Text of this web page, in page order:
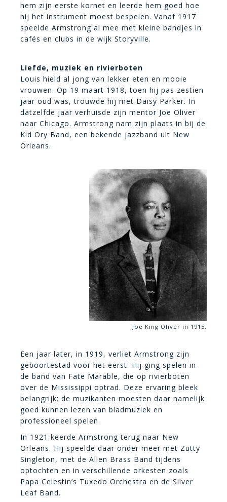
hem zijn eerste kornet en leerde hem goed hoe
hij het instrument moest bespelen. Vanaf 1917
speelde Armstrong al mee met kleine bandjes in
cafés en clubs in de wijk Storyville.
Liefde, muziek en rivierboten
Louis hield al jong van lekker eten en mooie
vrouwen. Op 19 maart 1918, toen hij pas zestien
jaar oud was, trouwde hij met Daisy Parker. In
datzelfde jaar verhuisde zijn mentor Joe Oliver
naar Chicago. Armstrong nam zijn plaats in bij de
Kid Ory Band, een bekende jazzband uit New
Orleans.
Joe King Oliver in 1915.
Een jaar later, in 1919, verliet Armstrong zijn
geboortestad voor het eerst. Hij ging spelen in
de band van Fate Marable, die op rivierboten
over de Mississippi optrad. Deze ervaring bleek
belangrijk: de muzikanten moesten daar namelijk
goed kunnen lezen van bladmuziek en
professioneel spelen.
In 1921 keerde Armstrong terug naar New
Orleans. Hij speelde daar onder meer met Zutty
Singleton, met de Allen Brass Band tijdens
optochten en in verschillende orkesten zoals
Papa Celestin’s Tuxedo Orchestra en de Silver
Leaf Band.